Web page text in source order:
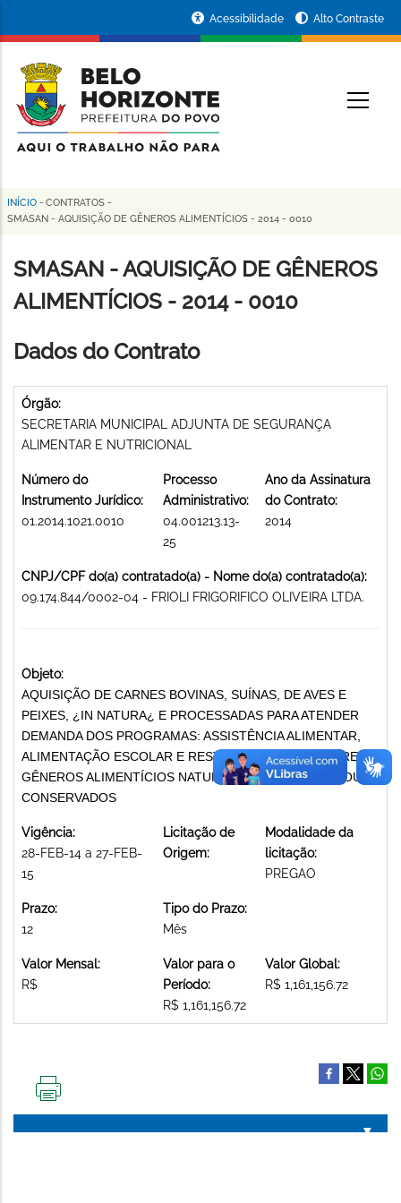
conteúdo
principal
da
Prefeitura
de
Horizonte
Acessibilidade Alto Contraste
Trilha
navegação
INÍCIO - CONTRATOS -
SMASAN - AQUISIÇÃO DE GÊNEROS ALIMENTÍCIOS - 2014 - 0010
SMASAN - AQUISIÇÃO DE GÊNEROS
ALIMENTÍCIOS - 2014 - 0010
Dados do Contrato
Órgão:
SECRETARIA MUNICIPAL ADJUNTA DE SEGURANÇA
ALIMENTAR E NUTRICIONAL
Número do
Instrumento Jurídico:
01.2014.1021.0010
Processo
Administrativo:
04.001213.13-
25
Ano da Assinatura
do Contrato:
2014
CNPJ/CPF do(a) contratado(a) - Nome do(a) contratado(a):
09.174.844/0002-04 - FRIOLI FRIGORIFICO OLIVEIRA LTDA.
Objeto:
AQUISIÇÃO DE CARNES BOVINAS, SUÍNAS, DE AVES E
PEIXES, ¿IN NATURA¿ E PROCESSADAS PARA ATENDER
DEMANDA DOS PROGRAMAS: ASSISTÊNCIA ALIMENTAR,
ALIMENTAÇÃO ESCOLAR E RESTAURANTES POPULARES
GÊNEROS ALIMENTÍCIOS NATURAIS, BENEFICIADOS OU
CONSERVADOS
Vigência:
28-FEB-14 a 27-FEB-
15
Licitação de
Origem:
Modalidade da
licitação:
PREGAO
Prazo:
12
Tipo do Prazo:
Mês
Valor Mensal:
R$
Valor para o
Período:
R$ 1,161,156.72
Valor Global:
R$ 1,161,156.72
PÁGINA